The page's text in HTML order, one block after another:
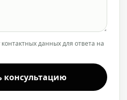
данных для ответа на
консультацию